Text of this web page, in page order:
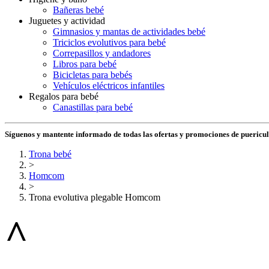
Bañeras bebé
Juguetes y actividad
Gimnasios y mantas de actividades bebé
Triciclos evolutivos para bebé
Correpasillos y andadores
Libros para bebé
Bicicletas para bebés
Vehículos eléctricos infantiles
Regalos para bebé
Canastillas para bebé
Síguenos y mantente informado de todas las ofertas y promociones de
Trona bebé
>
Homcom
>
Trona evolutiva plegable Homcom
^